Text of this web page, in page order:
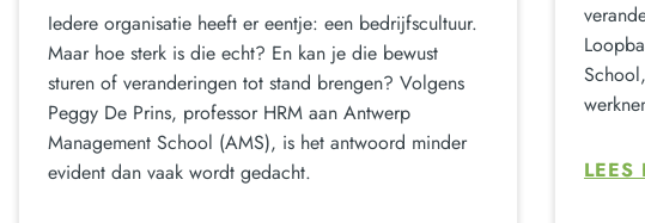
Iedere organisatie heeft er eentje: een bedrijfscultuur.
Maar hoe sterk is die echt? En kan je die bewust
sturen of veranderingen tot stand brengen? Volgens
Peggy De Prins, professor HRM aan Antwerp
Management School (AMS), is het antwoord minder
evident dan vaak wordt gedacht.
LEES